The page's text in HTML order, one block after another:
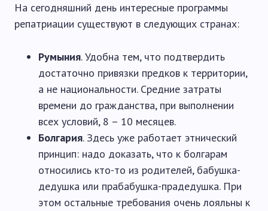
На сегодняшний день интересные программы
репатриации существуют в следующих странах:
Румыния. Удобна тем, что подтвердить
достаточно привязки предков к территории,
а не национальности. Средние затраты
времени до гражданства, при выполнении
всех условий, 8 – 10 месяцев.
Болгария. Здесь уже работает этнический
принцип: надо доказать, что к болгарам
относились кто-то из родителей, бабушка-
дедушка или прабабушка-прадедушка. При
этом остальные требования очень лояльны к